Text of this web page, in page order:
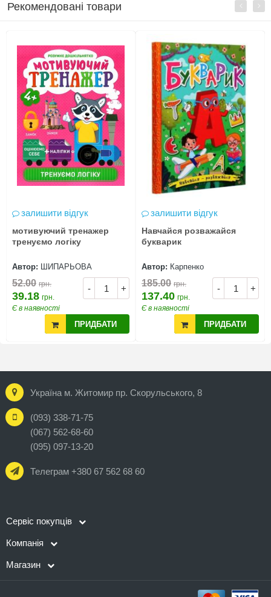
Рекомендовані товари
залишити відгук
мотивуючий тренажер
тренуємо логіку
Автор: ШИПАРЬОВА
- +
52.00 грн.
39.18 грн.
Є в наявності
ПРИДБАТИ
залишити відгук
Навчайся розважайся
букварик
Автор: Карпенко
- +
185.00 грн.
137.40 грн.
Є в наявності
ПРИДБАТИ
Україна м. Житомир пр. Скорульського, 8
(093) 338-71-75
(067) 562-68-60
(095) 097-13-20
Телеграм +380 67 562 68 60
Сервіс покупців
Компанія
Магазин